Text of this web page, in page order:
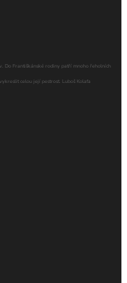
Do Františkánské rodiny patří mnoho řeholních
celou její pestrost. Luboš Kolafa